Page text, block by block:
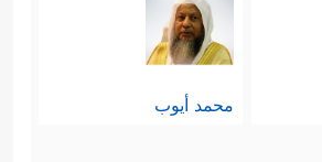
علم، والشورى
لصالح حرية الاختيار
محمد أيوب